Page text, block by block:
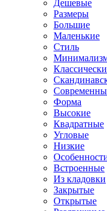
Дешевые
Размеры
Большие
Маленькие
Стиль
Форма
Высокие
Квадратные
Угловые
Низкие
Встроенные
Из кладовки
Закрытые
Открытые